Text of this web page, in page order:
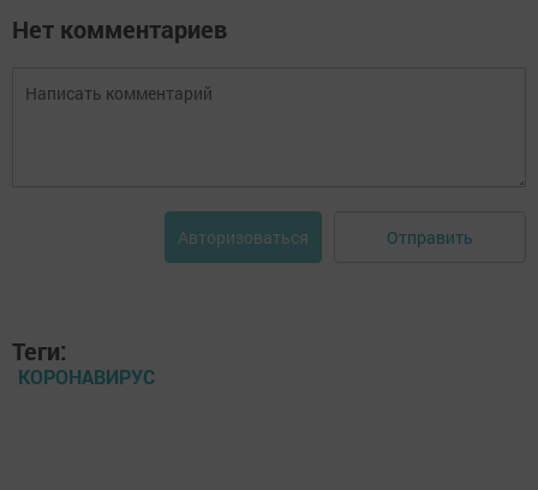
Нет комментариев
Авторизоваться Отправить
Теги:
КОРОНАВИРУС